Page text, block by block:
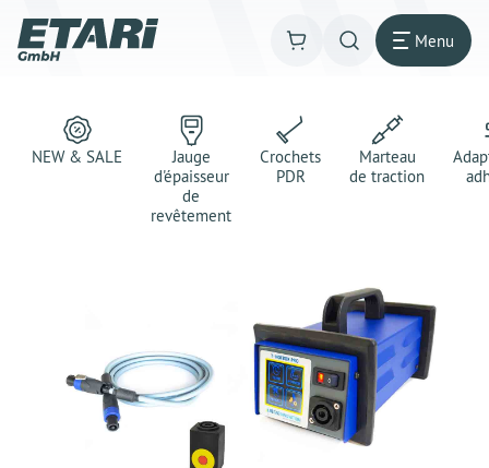
Menu
NEW & SALE
Jauge
d'épaisseur
de
revêtement
Crochets
PDR
Marteau
de traction